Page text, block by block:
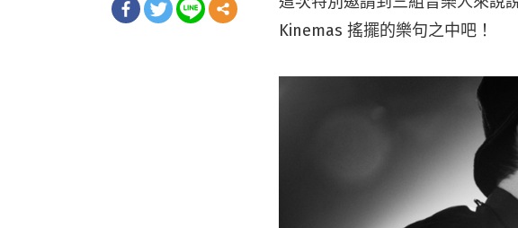
Kinemas 搖擺的樂句之中吧！